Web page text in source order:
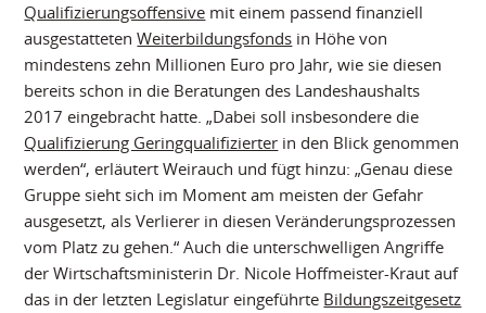
Qualifizierungsoffensive mit einem passend finanziell
ausgestattetenWeiterbildungsfonds in Höhe von
mindestens zehn Millionen Euro pro Jahr, wie sie diesen
bereits schon in die Beratungen des Landeshaushalts
2017 eingebracht hatte. „Dabei soll insbesondere die
Qualifizierung Geringqualifizierter in den Blick genommen
werden“, erläutert Weirauch und fügt hinzu: „Genau diese
Gruppe sieht sich im Moment am meisten der Gefahr
ausgesetzt, als Verlierer in diesen Veränderungsprozessen
vom Platz zu gehen.“ Auch die unterschwelligen Angriffe
der Wirtschaftsministerin Dr. Nicole Hoffmeister-Kraut auf
das in der letzten Legislatur eingeführte Bildungszeitgesetz